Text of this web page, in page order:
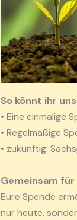
So könnt ihr
• Eine einmalige
• Regelmäßige
• zukünftig:
Gemeinsam
Eure Spende
nur heute,